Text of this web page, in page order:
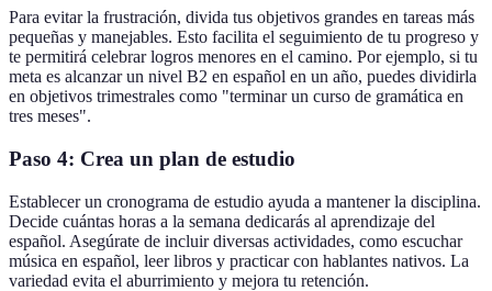
Para evitar la frustración, divida tus objetivos grandes en tareas más
pequeñas y manejables. Esto facilita el seguimiento de tu progreso y
te permitirá celebrar logros menores en el camino. Por ejemplo, si tu
meta es alcanzar un nivel B2 en español en un año, puedes dividirla
en objetivos trimestrales como "terminar un curso de gramática en
tres meses".
Paso 4: Crea un plan de estudio
Establecer un cronograma de estudio ayuda a mantener la disciplina.
Decide cuántas horas a la semana dedicarás al aprendizaje del
español. Asegúrate de incluir diversas actividades, como escuchar
música en español, leer libros y practicar con hablantes nativos. La
variedad evita el aburrimiento y mejora tu retención.